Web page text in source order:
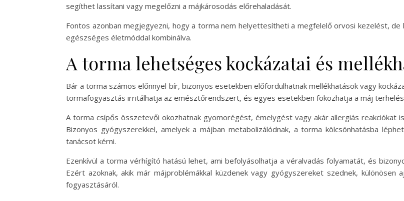
segíthet lassítani vagy megelőzni a májkárosodás előrehaladását.
Fontos azonban megjegyezni, hogy a torma nem helyettesítheti a megfelelő orvosi kezelést,
egészséges életmóddal kombinálva.
A torma lehetséges kockázatai és
Bár a torma számos előnnyel bír, bizonyos esetekben előfordulhatnak mellékhatások vagy
tormafogyasztás irritálhatja az emésztőrendszert, és egyes esetekben fokozhatja a máj
A torma csípős összetevői okozhatnak gyomorégést, émelygést vagy akár allergiás reakciókat
Bizonyos gyógyszerekkel, amelyek a májban metabolizálódnak, a torma kölcsönhatásba
tanácsot kérni.
Ezenkívül a torma vérhígító hatású lehet, ami befolyásolhatja a véralvadás folyamatát, és
Ezért azoknak, akik már májproblémákkal küzdenek vagy gyógyszereket szednek,
fogyasztásáról.